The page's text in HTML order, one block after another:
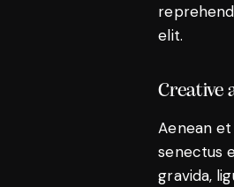
elit.
Creative
Aenean
senectus
gravida,